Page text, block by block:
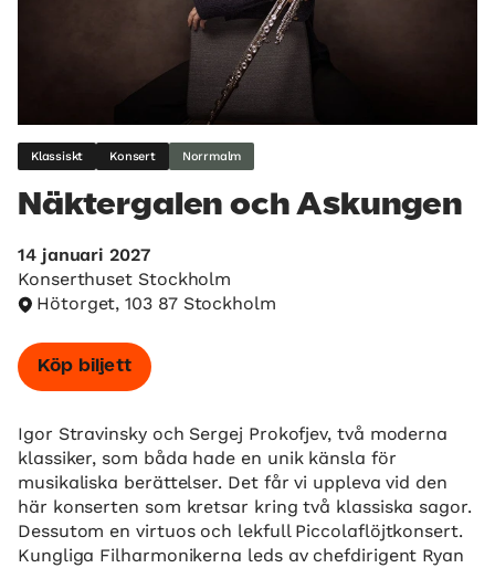
Klassiskt Konsert Norrmalm
Näktergalen och Askungen
14 januari 2027
Konserthuset Stockholm
Hötorget, 103 87 Stockholm
Köp biljett
Igor Stravinsky och Sergej Prokofjev, två moderna
klassiker, som båda hade en unik känsla för
musikaliska berättelser. Det får vi uppleva vid den
här konserten som kretsar kring två klassiska sagor.
Dessutom en virtuos och lekfull Piccolaflöjtkonsert.
Kungliga Filharmonikerna leds av chefdirigent Ryan